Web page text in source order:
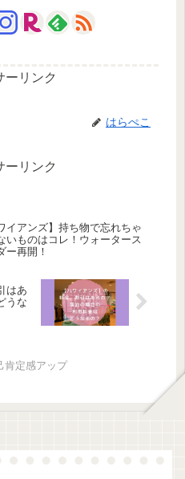
ーリンク
はらぺこ
ーリンク
イアンズ】持ち物で忘れちゃ
いものはコレ！ウォータース
ー再開！
はあ
うな
肯定感アップ